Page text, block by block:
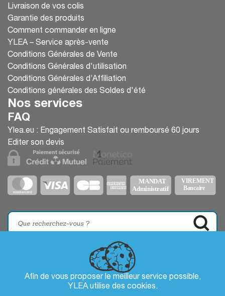
Afin de vous proposer le meilleur service possible,
YLEA utilise des cookies.
Livraison de vos colis
Garantie des produits
Comment commander en ligne
YLEA – Service après-vente
Conditions Générales de Vente
Conditions Générales d'utilisation
Conditions Générales d’Affiliation
Conditions générales des Soldes d'été
Nos services
FAQ
Ylea.eu : Engagement Satisfait ou remboursé 60 jours
Editer son devis